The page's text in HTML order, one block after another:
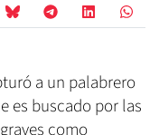
a un palabrero
es buscado por las